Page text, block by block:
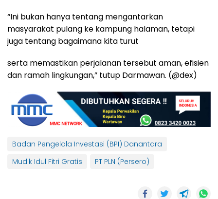
“Ini bukan hanya tentang mengantarkan
masyarakat pulang ke kampung halaman, tetapi
juga tentang bagaimana kita turut
serta memastikan perjalanan tersebut aman, efisien
dan ramah lingkungan,” tutup Darmawan. (@dex)
Badan Pengelola Investasi (BPI) Danantara
Mudik Idul Fitri Gratis
PT PLN (Persero)